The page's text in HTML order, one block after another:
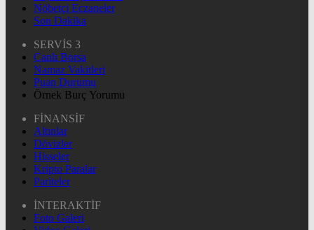
Nöbetçi Eczaneler
Son Dakika
SERVİS 3
Canlı Borsa
Namaz Vakitleri
Puan Durumu
Örnek Burç Yorumu
FİNANSİF
Altınlar
Dövizler
Hisseler
Kripto Paralar
Pariteler
İNTERAKTİF
Foto Galeri